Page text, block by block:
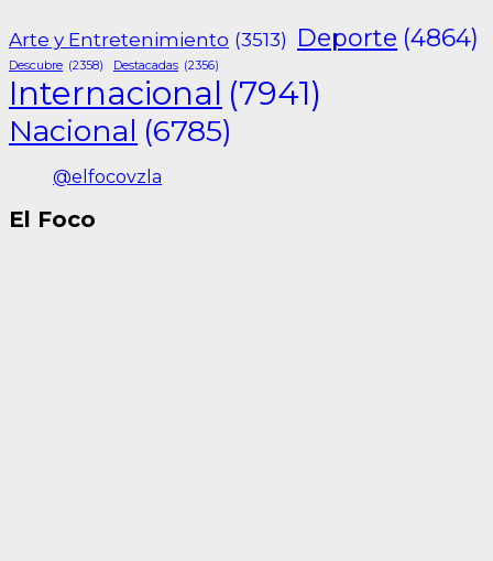
Arte y Entretenimiento (3513) Deporte (4864)
Descubre (2358) Destacadas (2356)
Internacional (7941)
Nacional (6785)
@elfocovzla
El Foco